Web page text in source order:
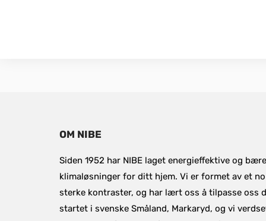
OM NIBE
Siden 1952 har NIBE laget energieffektive og
klimaløsninger for ditt hjem. Vi er formet av et
sterke kontraster, og har lært oss å tilpasse oss
startet i svenske Småland, Markaryd, og vi